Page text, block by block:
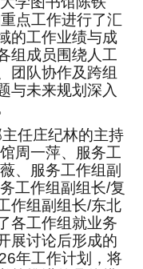
点工作进行了汇
的工作业绩与成
组成员围绕人工
团队协作及跨组
与未来规划深入
任庄纪林的主持
周一萍、服务工
、服务工作组副
工作组副组长/复
作组副组长/东北
各工作组就业务
展讨论后形成的
年工作计划，将